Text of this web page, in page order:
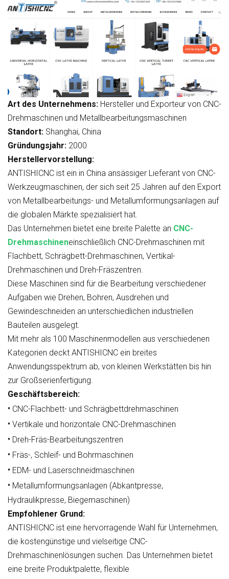
Art des Unternehmens: Hersteller und Exporteur von CNC-
Drehmaschinen und Metallbearbeitungsmaschinen
Standort: Shanghai, China
Gründungsjahr: 2000
Herstellervorstellung:
ANTISHICNC ist ein in China ansässiger Lieferant von CNC-
Werkzeugmaschinen, der sich seit 25 Jahren auf den Export
von Metallbearbeitungs- und Metallumformungsanlagen auf
die globalen Märkte spezialisiert hat.
Das Unternehmen bietet eine breite Palette an CNC-
Drehmaschineneinschließlich CNC-Drehmaschinen mit
Flachbett, Schrägbett-Drehmaschinen, Vertikal-
Drehmaschinen und Dreh-Fräszentren.
Diese Maschinen sind für die Bearbeitung verschiedener
Aufgaben wie Drehen, Bohren, Ausdrehen und
Gewindeschneiden an unterschiedlichen industriellen
Bauteilen ausgelegt.
Mit mehr als 100 Maschinenmodellen aus verschiedenen
Kategorien deckt ANTISHICNC ein breites
Anwendungsspektrum ab, von kleinen Werkstätten bis hin
zur Großserienfertigung.
Geschäftsbereich:
• CNC-Flachbett- und Schrägbettdrehmaschinen
• Vertikale und horizontale CNC-Drehmaschinen
• Dreh-Fräs-Bearbeitungszentren
• Fräs-, Schleif- und Bohrmaschinen
• EDM- und Laserschneidmaschinen
• Metallumformungsanlagen (Abkantpresse,
Hydraulikpresse, Biegemaschinen)
Empfohlener Grund:
ANTISHICNC ist eine hervorragende Wahl für Unternehmen,
die kostengünstige und vielseitige CNC-
Drehmaschinenlösungen suchen. Das Unternehmen bietet
eine breite Produktpalette, flexible